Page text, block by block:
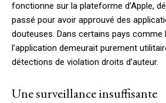
fonctionne sur la plateforme d’Apple,
passé pour avoir approuvé des
douteuses. Dans certains pays comme
l’application demeurait purement
détections de violation droits d’auteur.
Une surveillance insuffisante